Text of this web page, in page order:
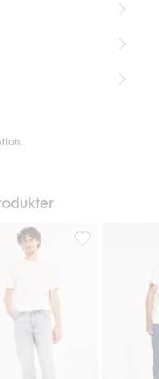
Lägg till i favoriter